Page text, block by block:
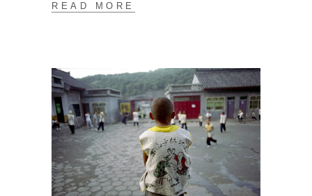
READ MORE